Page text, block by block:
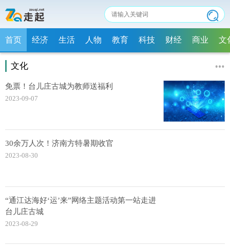
首页 经济 生活 人物 教育 科技 财经 商业 文
文化
免票！台儿庄古城为教师送福利
2023-09-07
30余万人次！济南方特暑期收官
2023-08-30
“通江达海好‘运’来”网络主题活动第一站走进
台儿庄古城
2023-08-29